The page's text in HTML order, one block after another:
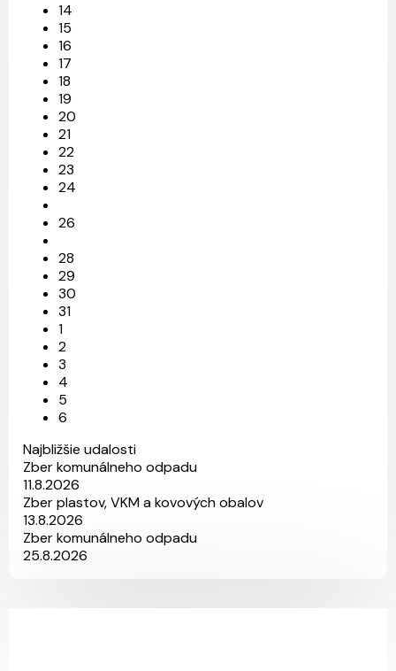
14
15
16
17
18
19
20
21
22
23
24
26
28
29
30
31
1
2
3
4
5
6
Najbližšie udalosti
Zber komunálneho odpadu
11.8.2026
Zber plastov, VKM a kovových obalov
13.8.2026
Zber komunálneho odpadu
25.8.2026